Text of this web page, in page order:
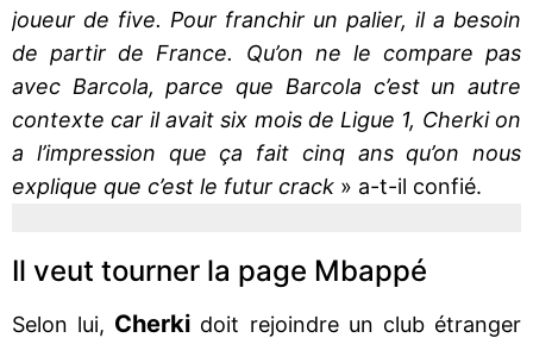
joueur de five. Pour franchir un palier, il a besoin
de partir de France. Qu’on ne le compare pas
avec Barcola, parce que Barcola c’est un autre
contexte car il avait six mois de Ligue 1, Cherki on
a l’impression que ça fait cinq ans qu’on nous
explique que c’est le futur crack » a-t-il confié.
Il veut tourner la page Mbappé
Selon lui, Cherki doit rejoindre un club étranger